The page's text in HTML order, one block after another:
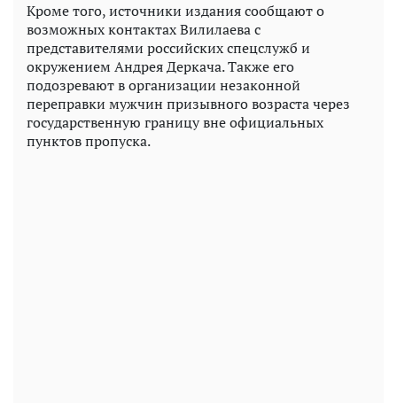
Кроме того, источники издания сообщают о
возможных контактах Вилилаева с
представителями российских спецслужб и
окружением Андрея Деркача. Также его
подозревают в организации незаконной
переправки мужчин призывного возраста через
государственную границу вне официальных
пунктов пропуска.